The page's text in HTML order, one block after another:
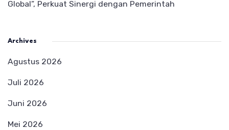
Global”, Perkuat Sinergi dengan Pemerintah
Archives
Agustus 2026
Juli 2026
Juni 2026
Mei 2026